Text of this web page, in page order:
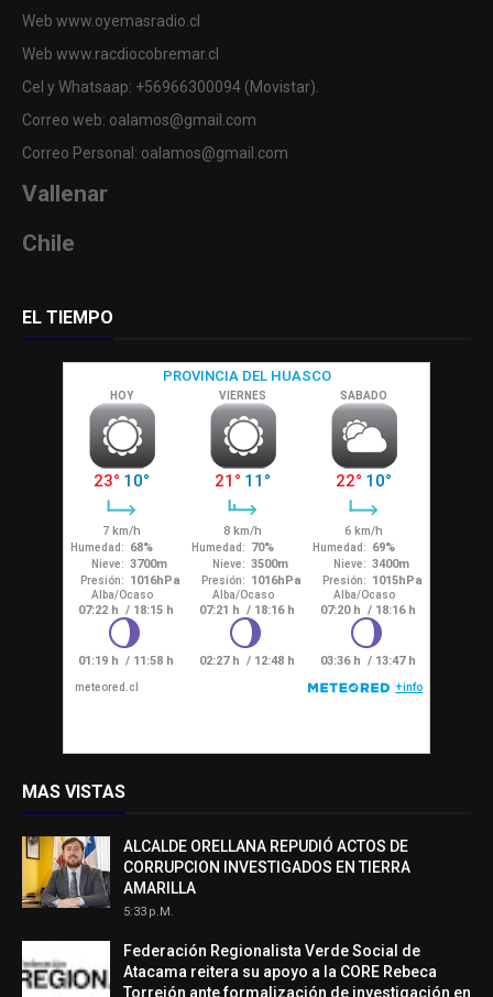
Web www.oyemasradio.cl
Web www.racdiocobremar.cl
Cel y Whatsaap: +56966300094 (Movistar).
Correo web: oalamos@gmail.com
Correo Personal: oalamos@gmail.com
Vallenar
Chile
EL TIEMPO
MAS VISTAS
ALCALDE ORELLANA REPUDIÓ ACTOS DE
CORRUPCION INVESTIGADOS EN TIERRA
AMARILLA
5:33 P.m.
Federación Regionalista Verde Social de
Atacama reitera su apoyo a la CORE Rebeca
Torrejón ante formalización de investigación en